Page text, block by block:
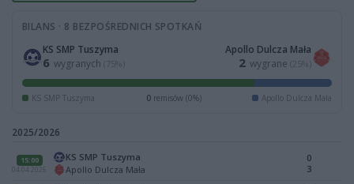
BILANS · 8 BEZPOŚREDNICH SPOTKAŃ
KS SMP Tuszyma
6 wygranych (75%)
Apollo Dulcza Mała
2 wygrane (25%)
KS SMP Tuszyma 0remisów (0%) Apollo Dulcza Mała
2025/2026
15:00
04.04.2026
KS SMP Tuszyma
Apollo Dulcza Mała
0
3